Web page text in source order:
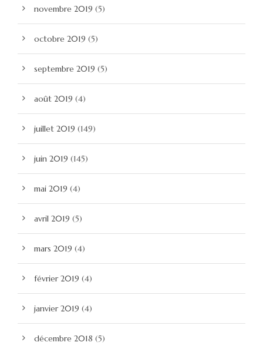
novembre 2019 (5)
octobre 2019 (5)
septembre 2019 (5)
août 2019 (4)
juillet 2019 (149)
juin 2019 (145)
mai 2019 (4)
avril 2019 (5)
mars 2019 (4)
février 2019 (4)
janvier 2019 (4)
décembre 2018 (5)